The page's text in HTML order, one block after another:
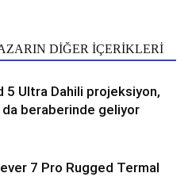
DİĞER İÇERİKLERİ
5 Ultra Dahili projeksiyon,
da beraberinde geliyor
7 Pro Rugged Termal